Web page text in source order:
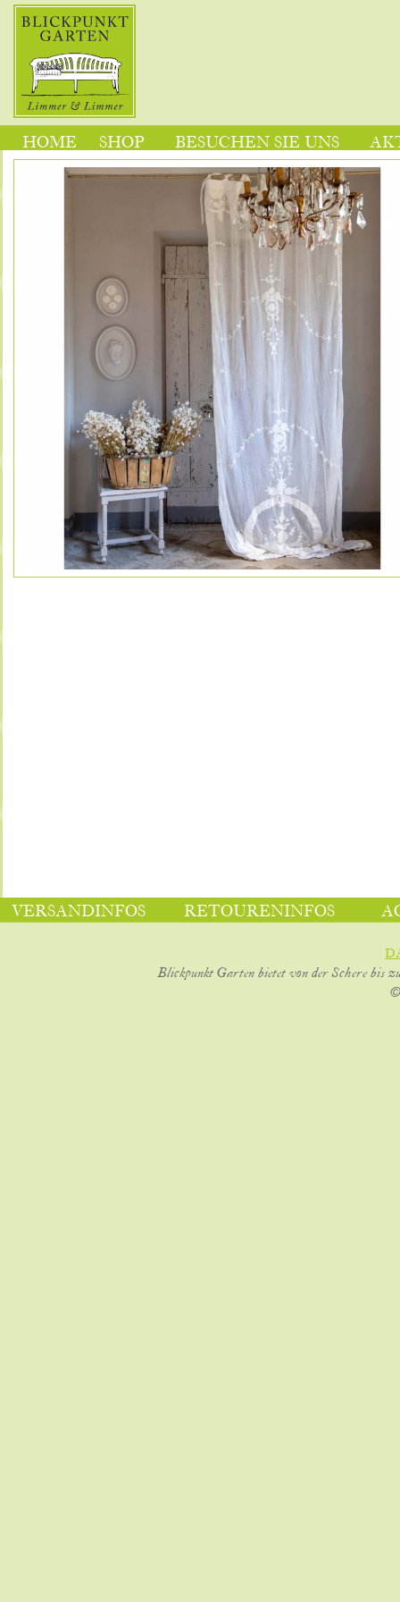
HOME SHOP BESUCHEN SIE UNS
VERSANDINFOS RETOURENINFOS
Blickpunkt Garten bietet von der Schere bis